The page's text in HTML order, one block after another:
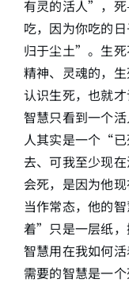
有灵的活人”，
吃，因为你吃的
归于尘土”。生死
精神、灵魂的，
认识生死，也就
智慧只看到一个
人其实是一个“
去、可我至少现
会死，是因为他
当作常态，他的
着”只是一层纸，
智慧用在我如何
需要的智慧是一